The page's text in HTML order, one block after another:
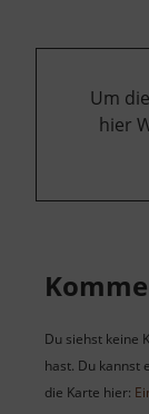
Um
hier
Du siehst keine
hast. Du kannst
die Karte hier: